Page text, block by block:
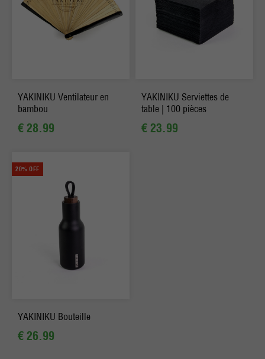
YAKINIKU Ventilateur en
bambou
€ 28.99
YAKINIKU Serviettes de
table | 100 pièces
€ 23.99
20% OFF
YAKINIKU Bouteille
€ 26.99